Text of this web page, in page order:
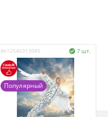
4612546313085 7 шт.

Популярный